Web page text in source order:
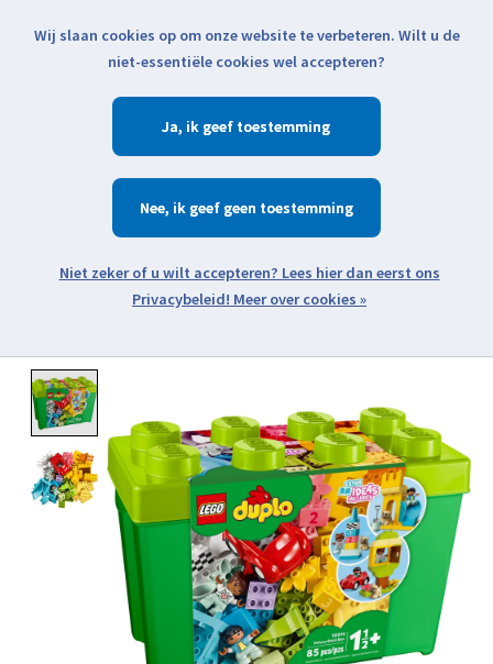
Klik voor actuele verzendinformatie...
Verlanglijst
Zoeken
Open webshop menu
Wij slaan cookies op om onze website te verbeteren. Wilt u de
niet-essentiële cookies wel accepteren?
Ja
Nee
Meer over cookies »